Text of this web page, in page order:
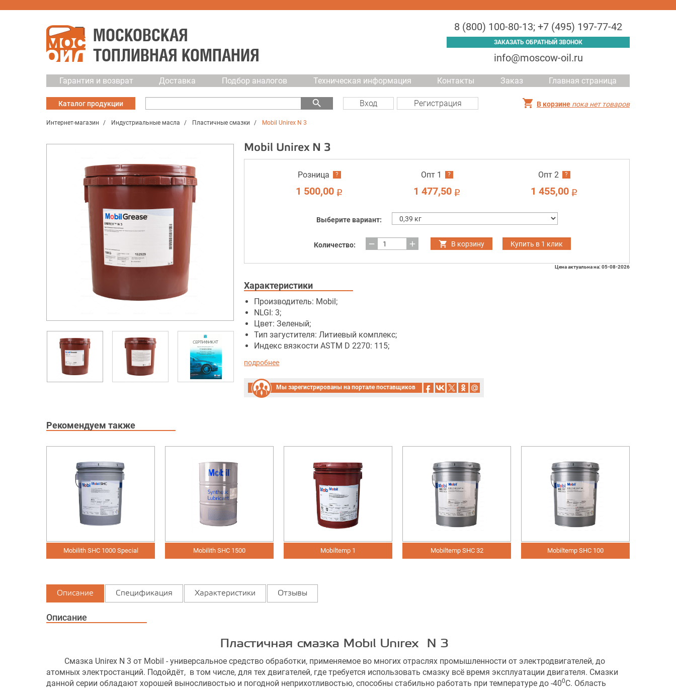
Гарантия и возврат Доставка Подбор аналогов Техническая информация Контакты Заказ Главная страница
МОСКОВСКАЯ
ТОПЛИВНАЯ КОМПАНИЯ
8 (800) 100-80-13; +7 (495) 197-77-42
ЗАКАЗАТЬ ОБРАТНЫЙ ЗВОНОК
info@moscow-oil.ru
search Вход Регистрация В корзине пока нет товаров
Каталог продукции
Интернет-магазин Индустриальные масла Пластичные смазки Mobil Unirex N 3
Mobil Unirex N 3
Розница ?
1 500,00 i
Опт 1 ?
1 477,50 i
Опт 2 ?
1 455,00 i
Выберите вариант:
Количество: remove add В корзину Купить в 1 клик
Цена актуальна на: 05-08-2026
Характеристики
Производитель: Mobil;
NLGI: 3;
Цвет: Зеленый;
Тип загустителя: Литиевый комплекс;
Индекс вязкости ASTM D 2270: 115;
подробнее
Мы зарегистрированы на портале поставщиков
Рекомендуем также
Mobilith SHC 1000 Special Mobilith SHC 1500 Mobiltemp SHC 32 Mobiltemp SHC 100
Описание Спецификация Характеристики Отзывы
Описание
Пластичная смазка Mobil Unirex N 3
Смазка Unirex N 3 от Mobil - универсальное средство обработки, применяемое во многих отраслях промышленности от электродвигателей, до
атомных электростанций. Подойдёт, в том числе, для тех двигателей, где требуется использовать смазку всё время эксплуатации двигателя. Смазки
данной серии обладают хорошей выносливостью и погодной неприхотливостью, способны стабильно работать при температуре до -400С. Область